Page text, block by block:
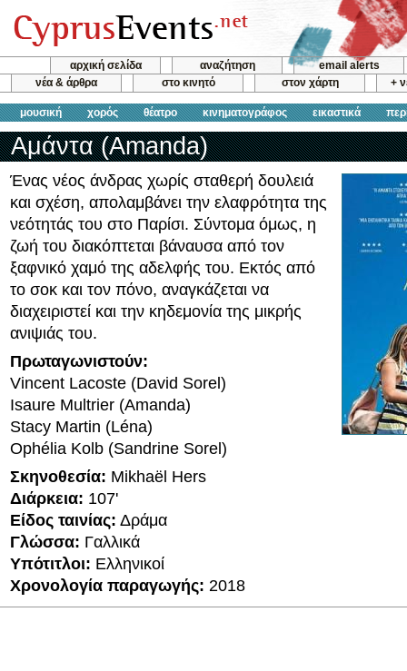
αρχική σελίδα αναζήτηση
email alerts
νέα & άρθρα
στο κινητό στον χάρτη +
μουσική χορός θέατρο κινηματογράφος εικαστικά
Αμάντα (Amanda)
Ένας νέος άνδρας χωρίς σταθερή δουλειά
και σχέση, απολαμβάνει την ελαφρότητα της
νεότητάς του στο Παρίσι. Σύντομα όμως, η
ζωή του διακόπτεται βάναυσα από τον
ξαφνικό χαμό της αδελφής του. Εκτός από
το σοκ και τον πόνο, αναγκάζεται να
διαχειριστεί και την κηδεμονία της μικρής
ανιψιάς του.
Πρωταγωνιστούν:
Vincent Lacoste (David Sorel)
Isaure Multrier (Amanda)
Stacy Martin (Léna)
Ophélia Kolb (Sandrine Sorel)
Σκηνοθεσία: Mikhaël Hers
Διάρκεια: 107'
Είδος ταινίας: Δράμα
Γλώσσα: Γαλλικά
Υπότιτλοι: Ελληνικοί
Χρονολογία παραγωγής: 2018